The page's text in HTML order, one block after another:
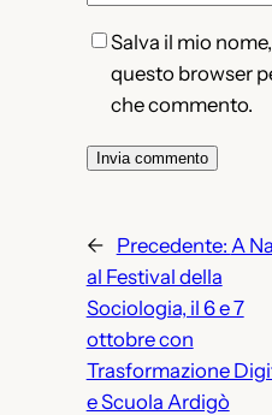
Salva il mio
questo browser
che commento.
← Precedente: A
al Festival della
Sociologia, il 6 e 7
ottobre con
Trasformazione
e Scuola Ardigò